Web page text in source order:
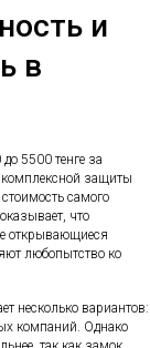
и
в
5500 тенге за
защиты
самого
что
открывающиеся
любопытство ко
несколько вариантов:
компаний. Однако